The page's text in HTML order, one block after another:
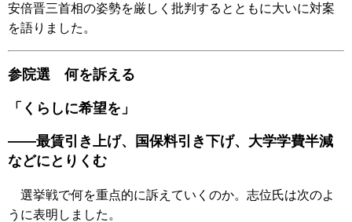
安倍晋三首相の姿勢を厳しく批判するとともに大いに対案
を語りました。
参院選 何を訴える
「くらしに希望を」
――最賃引き上げ、国保料引き下げ、大学学費半減
などにとりくむ
選挙戦で何を重点的に訴えていくのか。志位氏は次のよ
うに表明しました。